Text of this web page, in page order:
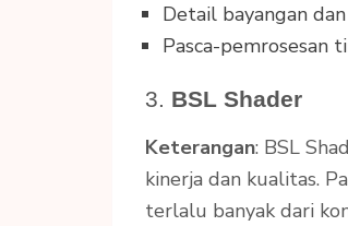
Detail bayangan
Pasca-pemrosesan
3. BSL Shader
Keterangan: BSL
kinerja dan kualitas.
terlalu banyak dari